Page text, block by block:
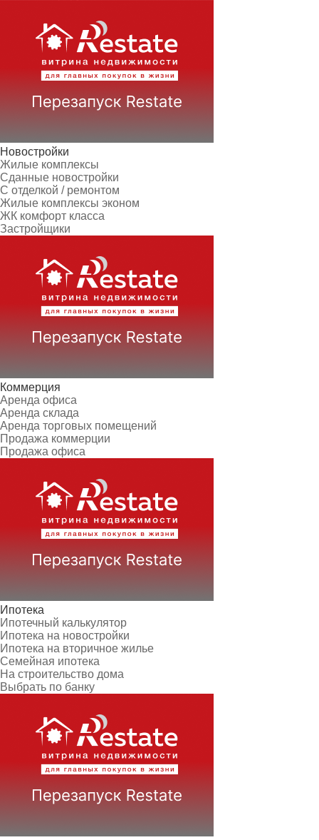
Новостройки
Жилые комплексы
Сданные новостройки
С отделкой / ремонтом
Жилые комплексы эконом
ЖК комфорт класса
Застройщики
Коммерция
Аренда офиса
Аренда склада
Аренда торговых помещений
Продажа коммерции
Продажа офиса
Ипотека
Ипотечный калькулятор
Ипотека на новостройки
Ипотека на вторичное жилье
Семейная ипотека
На строительство дома
Выбрать по банку